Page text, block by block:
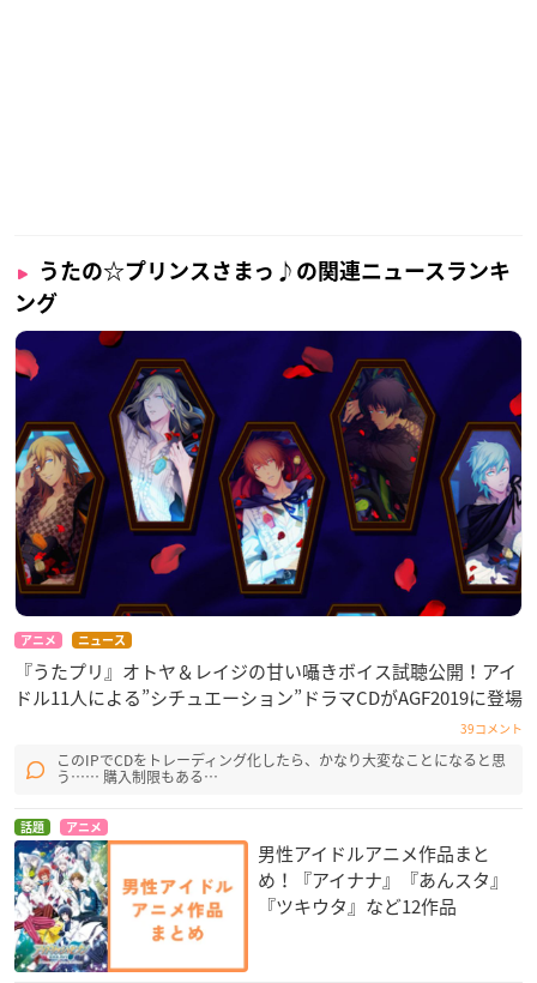
うたの☆プリンスさまっ♪の関連ニュースランキ
ング
アニメ ニュース
『うたプリ』オトヤ＆レイジの甘い囁きボイス試聴公開！アイ
ドル11人による”シチュエーション”ドラマCDがAGF2019に登場
39コメント
このIPでCDをトレーディング化したら、かなり大変なことになると思
う…… 購入制限もある…
話題 アニメ
男性アイドルアニメ作品まと
め！『アイナナ』『あんスタ』
『ツキウタ』など12作品